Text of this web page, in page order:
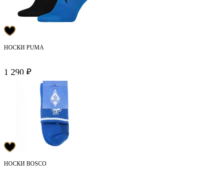
НОСКИ PUMA
1 290 ₽
НОСКИ BOSCO